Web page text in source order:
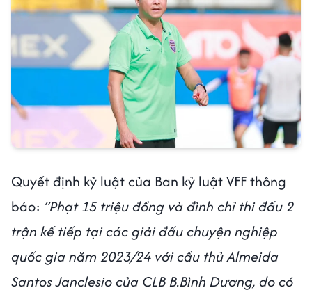
Quyết định kỷ luật của Ban kỷ luật VFF thông
báo: “Phạt 15 triệu đồng và đình chỉ thi đấu 2
trận kế tiếp tại các giải đấu chuyện nghiệp
quốc gia năm 2023/24 với cầu thủ Almeida
Santos Janclesio của CLB B.Bình Dương, do có